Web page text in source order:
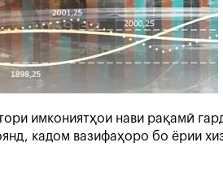
имкониятҳои нави рақамӣ
кадом вазифаҳоро бо ёрии